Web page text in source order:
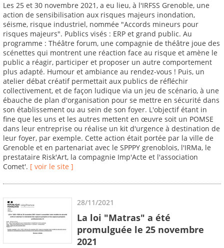
Les 25 et 30 novembre 2021, a eu lieu, à l'IRFSS Grenoble, une
action de sensibilisation aux risques majeurs inondation,
séisme, risque industriel, nommée "Accords mineurs pour
risques majeurs". Publics visés : ERP et grand public. Au
programme : Théâtre forum, une compagnie de théâtre joue des
scénettes qui montrent une réaction face au risque et amène le
public a réagir, participer et proposer un autre comportement
plus adapté. Humour et ambiance au rendez-vous ! Puis, un
atelier débat créatif permettait aux publics de réfléchir
collectivement, et de façon ludique via un jeu de scénario, à une
ébauche de plan d'organisation pour se mettre en sécurité dans
son établissement ou au sein de son foyer. L'objectif étant in
fine que les uns et les autres mettent en œuvre soit un POMSE
dans leur entreprise ou réalise un kit d'urgence à destination de
leur foyer, par exemple. Cette action était portée par la ville de
Grenoble et en partenariat avec le SPPPY grenoblois, l'IRMa, le
prestataire Risk'Art, la compagnie Imp'Acte et l'association
Comet'. [ voir le site ]
28/11/2021
La loi "Matras" a été
promulguée le 25 novembre
2021